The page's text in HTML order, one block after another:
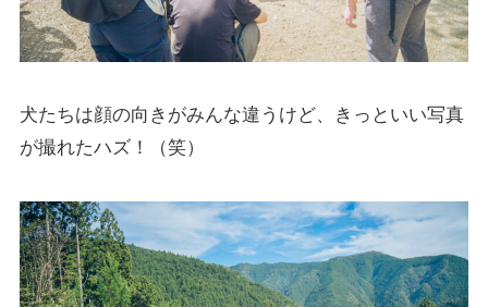
犬たちは顔の向きがみんな違うけど、きっといい写真
が撮れたハズ！（笑）